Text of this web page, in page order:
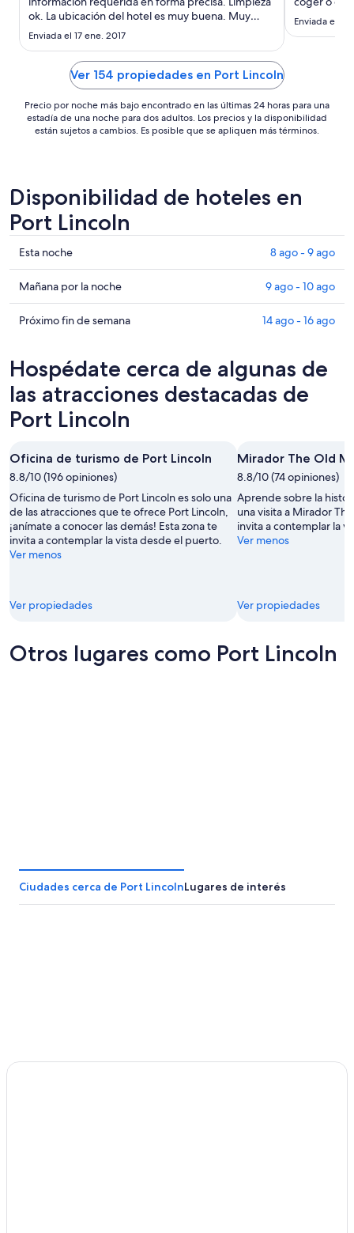
de
US$ 95
ok. La ubicación del hotel es muy buena. Muy
buen restaurant para cenar."
Enviada el 17 ene. 2017
mucho."
Enviada el 21
Ver 154 propiedades en Port Lincoln
Precio por noche más bajo encontrado en las últimas 24 horas para una
estadía de una noche para dos adultos. Los precios y la disponibilidad
están sujetos a cambios. Es posible que se apliquen más términos.
Disponibilidad de hoteles en
Port Lincoln
Ver
precios
de
propiedades
en
para
noche,
8
-
9
ago
Esta noche 8 ago - 9 ago
Ver
precios
de
Port
Lincoln
para
mañana
la
noche,
9
ago
-
10
ago
Mañana por la noche 9 ago - 10 ago
Ver
propiedades
en
Port
Lincoln
el
próximo
fin
de
semana,
14
ago
ago
Próximo fin de semana 14 ago - 16 ago
Hospédate cerca de algunas de
las atracciones destacadas de
Port Lincoln
Oficina de turismo de Port Lincoln
8.8/10 (196 opiniones)
Oficina de turismo de Port Lincoln es solo una
de las atracciones que te ofrece Port Lincoln,
¡anímate a conocer las demás! Esta zona te
invita a contemplar la vista desde el puerto.
Ver menos
Ver propiedades
Mirador The Old
8.8/10 (74 opiniones)
Aprende sobre la
una visita a Mirador
invita a contemplar la
Ver menos
Ver propiedades
Otros lugares como Port Lincoln
Ciudades cerca de Port LincolnLugares de interés